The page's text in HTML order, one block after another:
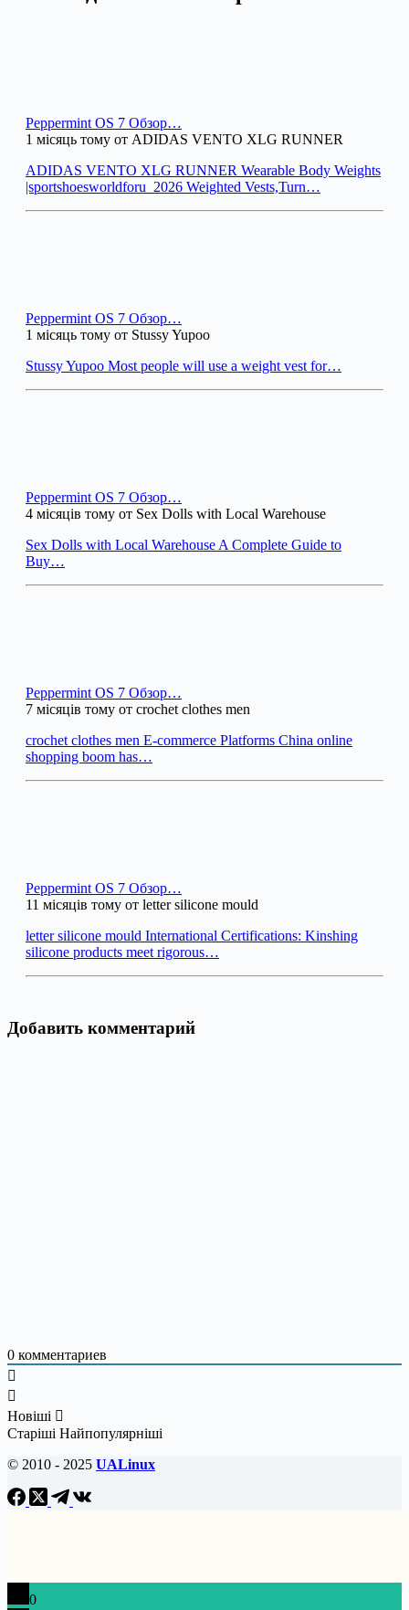
Peppermint OS 7 Обзор…
1 місяць тому от ADIDAS VENTO XLG RUNNER
ADIDAS VENTO XLG RUNNER Wearable Body Weights
|sportshoesworldforu_2026 Weighted Vests,Turn…
Peppermint OS 7 Обзор…
1 місяць тому от Stussy Yupoo
Stussy Yupoo Most people will use a weight vest for…
Peppermint OS 7 Обзор…
4 місяців тому от Sex Dolls with Local Warehouse
Sex Dolls with Local Warehouse A Complete Guide to
Buy…
Peppermint OS 7 Обзор…
7 місяців тому от crochet clothes men
crochet clothes men E-commerce Platforms China online
shopping boom has…
Peppermint OS 7 Обзор…
11 місяців тому от letter silicone mould
letter silicone mould International Certifications: Kinshing
silicone products meet rigorous…
Добавить комментарий
0 комментариев
Новіші
Старіші Найпопулярніші
© 2010 - 2025 UALinux
0